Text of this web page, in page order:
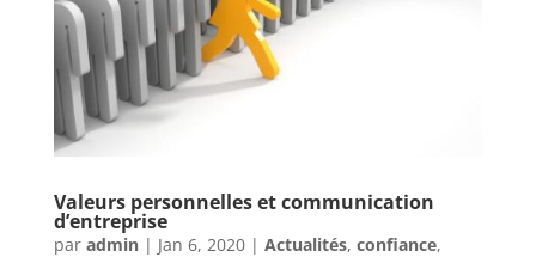
Valeurs personnelles et communication
d’entreprise
par admin| Jan 6, 2020| Actualités, confiance,